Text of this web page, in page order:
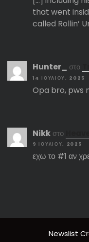
that went
called Rollin’
Hunter_ στο
14 ΙΟΥΛΊΟΥ, 2025
Opa bro, pws
Nikk στο
9 ΙΟΥΛΊΟΥ, 2025
εχω το #1 αν
Newslist